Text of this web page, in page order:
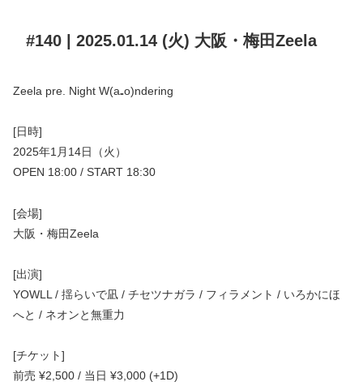
#140 | 2025.01.14 (火) 大阪・梅田Zeela
Zeela pre. Night W(a₌o)ndering
[日時]
2025年1月14日（火）
OPEN 18:00 / START 18:30
[会場]
大阪・梅田Zeela
[出演]
YOWLL / 揺らいで凪 / チセツナガラ / フィラメント / いろかにほ
へと / ネオンと無重力
[チケット]
前売 ¥2,500 / 当日 ¥3,000 (+1D)